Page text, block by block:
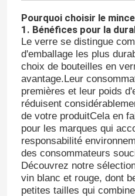
Pourquoi choisir le mince
1. Bénéfices pour la
Le verre se distingue
d'emballage les plus
choix de bouteilles en
avantage.Leur
premières et leur poids
réduisent
de votre produitCela en
pour les marques qui
responsabilité
des consommateurs
Découvrez notre
vin blanc et rouge, dont
petites tailles qui